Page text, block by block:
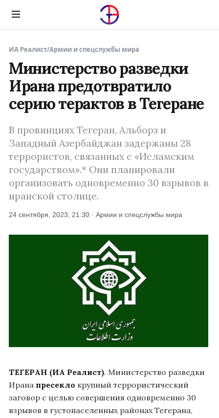
Menu
ИА Реалист/Армии и спецслужбы мира
Министерство разведки
Ирана предотвратило
серию терактов в Тегеране
В провинциях Тегеран, Альборз и
Западный Азербайджан задержаны 28
террористов, связанных с «Исламским
государством».* Они планировали
организовать одновременно 30 взрывов в
иранской столице.
24 сентября, 2023, 21:30 · Армии и спецслужбы мира
ТЕГЕРАН (ИА Реалист). Министерство разведки
Ирана пресекло крупный террористический
заговор с целью совершения одновременно 30
взрывов в густонаселенных районах Тегерана,